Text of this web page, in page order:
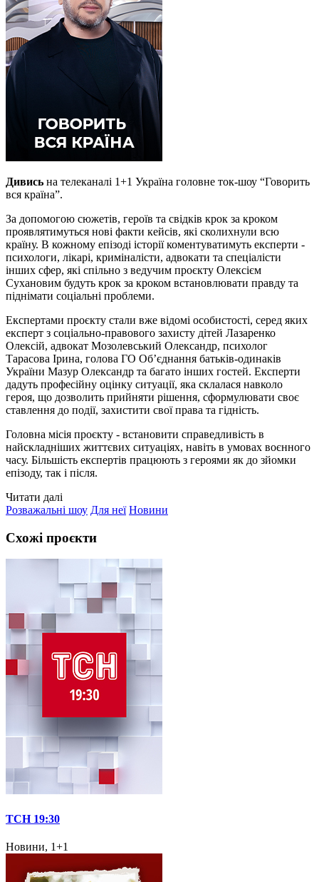
Дивись на телеканалі 1+1 Україна головне ток-шоу “Говорить
вся країна”.
За допомогою сюжетів, героїв та свідків крок за кроком
проявлятимуться нові факти кейсів, які сколихнули всю
країну. В кожному епізоді історії коментуватимуть експерти -
психологи, лікарі, криміналісти, адвокати та спеціалісти
інших сфер, які спільно з ведучим проєкту Олексієм
Сухановим будуть крок за кроком встановлювати правду та
піднімати соціальні проблеми.
Експертами проєкту стали вже відомі особистості, серед яких
експерт з соціально-правового захисту дітей Лазаренко
Олексій, адвокат Мозолевський Олександр, психолог
Тарасова Ірина, голова ГО Об’єднання батьків-одинаків
України Мазур Олександр та багато інших гостей. Експерти
дадуть професійну оцінку ситуації, яка склалася навколо
героя, що дозволить прийняти рішення, сформулювати своє
ставлення до події, захистити свої права та гідність.
Головна місія проєкту - встановити справедливість в
найскладніших життєвих ситуаціях, навіть в умовах воєнного
часу. Більшість експертів працюють з героями як до зйомки
епізоду, так і після.
Читати далі
Розважальні шоу Для неї Новини
Схожі проєкти
ТСН 19:30
Новини, 1+1